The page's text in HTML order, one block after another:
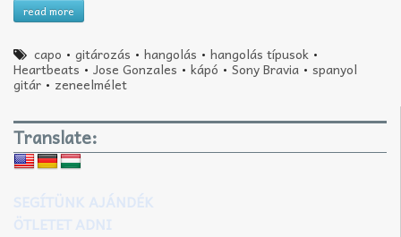
read more
capo •gitározás •hangolás •hangolás típusok •
Heartbeats• Jose Gonzales • kápó • Sony Bravia • spanyol
gitár • zeneelmélet
Translate:
SEGÍTÜNK AJÁNDÉK
ÖTLETET ADNI